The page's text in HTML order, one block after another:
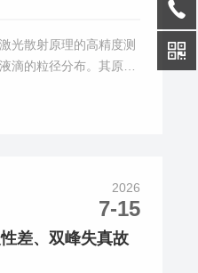
光散射原理的高精度测
滴的粒径分布。其原理
径直接相关。大颗粒散
其主要应用领域的系统
这是该设备最基础、最
2026
7-15
差、双峰失真故